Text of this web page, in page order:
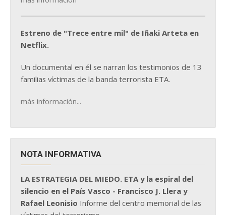
Estreno de "Trece entre mil" de Iñaki Arteta en
Netflix.
Un documental en él se narran los testimonios de 13
familias víctimas de la banda terrorista ETA.
más información...
NOTA INFORMATIVA
LA ESTRATEGIA DEL MIEDO. ETA y la espiral del
silencio en el País Vasco - Francisco J. Llera y
Rafael Leonisio Informe del centro memorial de las